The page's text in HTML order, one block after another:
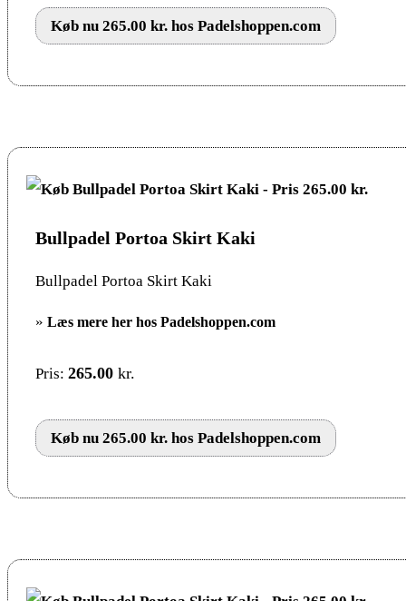
Køb nu 265.00 kr. hos Padelshoppen.com
Bullpadel Portoa Skirt Kaki
Bullpadel Portoa Skirt Kaki
» Læs mere her hos Padelshoppen.com
Pris: 265.00 kr.
Køb nu 265.00 kr. hos Padelshoppen.com